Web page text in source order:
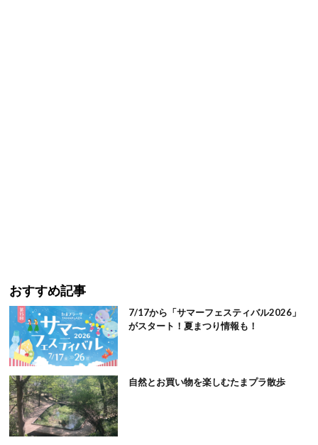
おすすめ記事
7/17から「サマーフェスティバル2026」
がスタート！夏まつり情報も！
自然とお買い物を楽しむたまプラ散歩